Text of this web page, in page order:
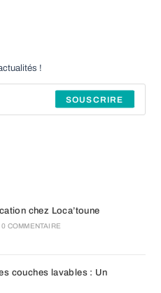
!
SOUSCRIRE
chez Loca’toune
0 COMMENTAIRE
couches lavables : Un